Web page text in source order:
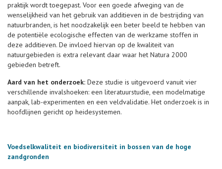
praktijk wordt toegepast. Voor een goede afweging van de
wenselijkheid van het gebruik van additieven in de bestrijding van
natuurbranden, is het noodzakelijk een beter beeld te hebben van
de potentiële ecologische effecten van de werkzame stoffen in
deze additieven. De invloed hiervan op de kwaliteit van
natuurgebieden is extra relevant daar waar het Natura 2000
gebieden betreft.
Aard van het onderzoek: Deze studie is uitgevoerd vanuit vier
verschillende invalshoeken: een literatuurstudie, een modelmatige
aanpak, lab-experimenten en een veldvalidatie. Het onderzoek is in
hoofdlijnen gericht op heidesystemen.
Voedselkwaliteit en biodiversiteit in bossen van de hoge
zandgronden